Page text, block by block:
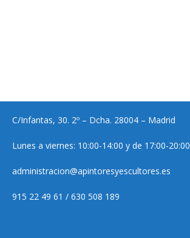
C/Infantas, 30. 2º – Dcha. 28004 – Madrid
Lunes a viernes: 10:00-14:00 y de 17:00-20:00
administracion@apintoresyescultores.es
915 22 49 61 / 630 508 189